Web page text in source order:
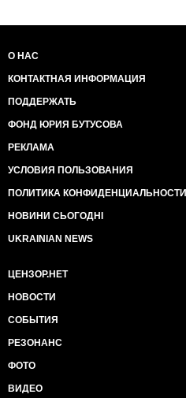
О НАС
КОНТАКТНАЯ ИНФОРМАЦИЯ
ПОДДЕРЖАТЬ
ФОНД ЮРИЯ БУТУСОВА
РЕКЛАМА
УСЛОВИЯ ПОЛЬЗОВАНИЯ
ПОЛИТИКА КОНФИДЕНЦИАЛЬНОСТИ
НОВИНИ СЬОГОДНІ
UKRAINIAN NEWS
ЦЕНЗОР.НЕТ
НОВОСТИ
СОБЫТИЯ
РЕЗОНАНС
ФОТО
ВИДЕО